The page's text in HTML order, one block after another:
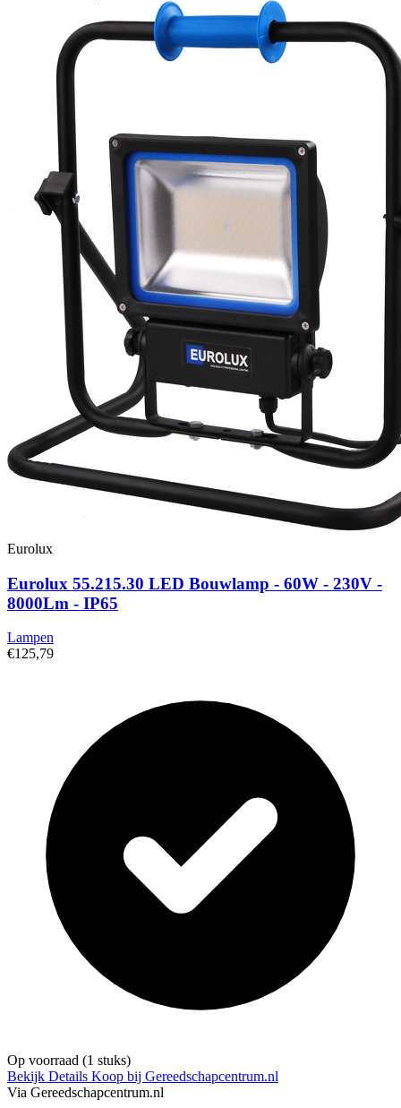
Eurolux
Eurolux 55.215.30 LED Bouwlamp - 60W - 230V -
8000Lm - IP65
Lampen
€125,79
Op voorraad (1 stuks)
Bekijk Details Koop bij Gereedschapcentrum.nl
Via Gereedschapcentrum.nl